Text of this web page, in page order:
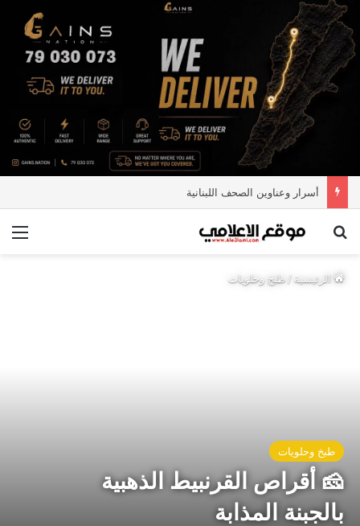
أسرار وعناوين الصحف اللبنانية
بحث عن
الرئيسية/طبخ وحلويات
طبخ وحلويات
🧀 أقراص القرنبيط الذهبية
بالجبنة المذابة